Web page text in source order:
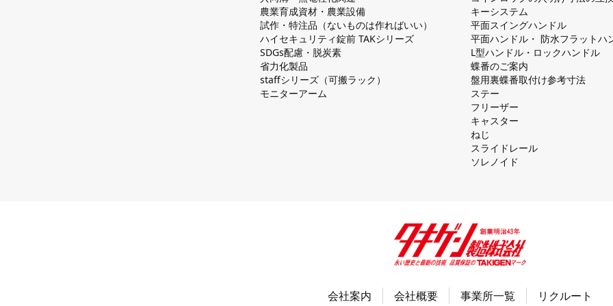
農業育成資材・農業設備
試作・特注品（ないものは作ればいい）
ハイセキュリティ錠前 TAKシリーズ
SDGs配慮・脱炭素
省力化製品
staffシリーズ（可搬ラック）
モニターアーム
キーシステム
平⾯スイングハンドル
平⾯ハンドル・ 防⽔フラットハ
L型ハンドル・ロックハンドル
蝶番のご案内
盤⽤裏蝶番取付け参考⼨法
ステー
フリーザー
キャスター
ねじ
スライドレール
ソレノイド
会社案内 会社概要 事業所一覧 リクルート